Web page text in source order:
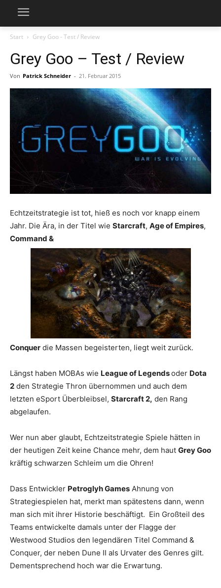
Start Grey Goo - Test / Review
Grey Goo – Test / Review
Von Patrick Schneider - 21. Februar 2015
Echtzeitstrategie ist tot, hieß es noch vor knapp einem
Jahr. Die Ära, in der Titel wie Starcraft, Age of Empires,
Command &
Conquer die Massen begeisterten, liegt weit zurück.
Längst haben MOBAs wie League of Legendsoder Dota
2 den Strategie Thron übernommen und auch dem
letzten eSport Überbleibsel, Starcraft 2, den Rang
abgelaufen.
Wer nun aber glaubt, Echtzeitstrategie Spiele hätten in
der heutigen Zeit keine Chance mehr, dem haut Grey Goo
kräftig schwarzen Schleim um die Ohren!
Dass Entwickler Petroglyh Games Ahnung von
Strategiespielen hat, merkt man spätestens dann, wenn
man sich mit ihrer Historie beschäftigt. Ein Großteil des
Teams entwickelte damals unter der Flagge der
Westwood Studios den legendären Titel Command &
Conquer, der neben Dune II als Urvater des Genres gilt.
Dementsprechend hoch war die Erwartung.